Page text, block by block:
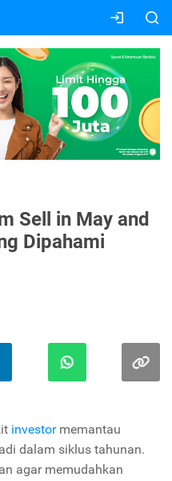
Sell in May and
Dipahami
investormemantau
dalam siklus tahunan.
agar memudahkan